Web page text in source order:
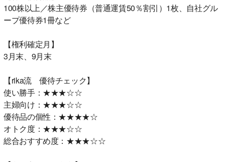
100株以上／株主優待券（普通運賃50％割引）1枚、自社グル
ープ優待券1冊など
【権利確定月】
3月末、9月末
【rika流 優待チェック】
使い勝手：★★★☆☆
主婦向け：★★★☆☆
優待品の個性：★★★★☆
オトク度：★★★☆☆
総合おすすめ度：★★★☆☆